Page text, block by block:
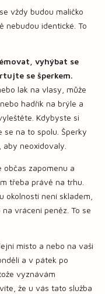
vždy budou maličko
nebudou identické. To
vyhýbat se
se šperkem.
lak na vlasy, může
hadřík na brýle a
Kdybyste si
na to spolu. Šperky
neoxidovaly.
občas zapomenu a
třeba právě na trhu.
okolností není skladem,
vrácení peněz. To se
místo a nebo na vaši
a v pátek po
vyznávám
že u vás tato služba